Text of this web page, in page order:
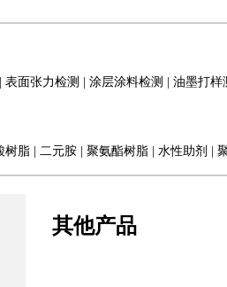
表面张力检测 涂层涂料检测 油墨打样
树脂 二元胺 聚氨酯树脂 水性助剂
其他产品